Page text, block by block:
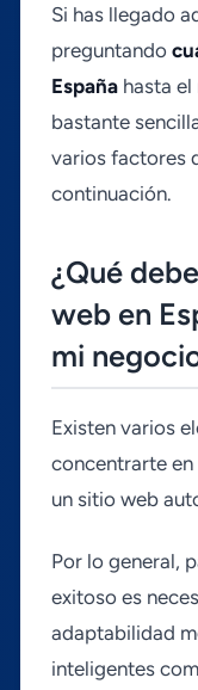
Si has llegado
preguntando
Españahasta el
bastante
varios factores
continuación.
¿Qué
web en
mi
Existen varios
concentrarte
un sitio web
Por lo general,
exitoso es
adaptabilidad
inteligentes